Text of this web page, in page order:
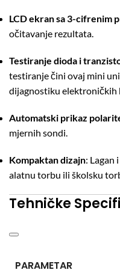
LCD ekran sa 3-cifrenim
očitavanje rezultata.
Testiranje dioda i
testiranje čini ovaj mini
dijagnostiku elektroničkih
Automatski prikaz
mjernih sondi.
Kompaktan dizajn: Lagan
alatnu torbu ili školsku
Tehničke
PARAMETAR